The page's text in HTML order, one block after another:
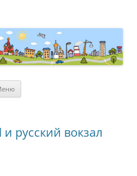
русский вокзал